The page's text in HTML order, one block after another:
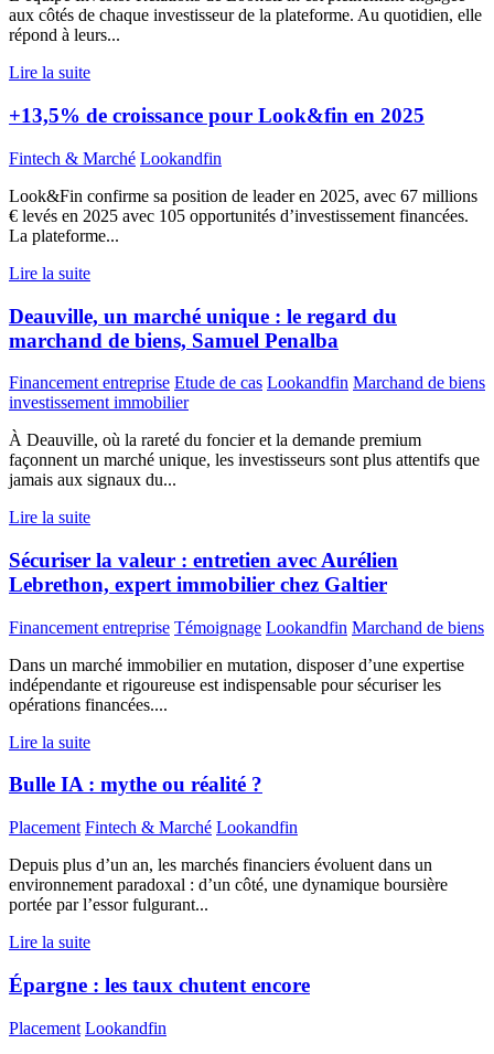
aux côtés de chaque investisseur de la plateforme. Au quotidien, elle
répond à leurs...
Lire la suite
+13,5% de croissance pour Look&fin en 2025
Fintech & Marché Lookandfin
Look&Fin confirme sa position de leader en 2025, avec 67 millions
€ levés en 2025 avec 105 opportunités d’investissement financées.
La plateforme...
Lire la suite
Deauville, un marché unique : le regard du
marchand de biens, Samuel Penalba
Financement entreprise Etude de cas Lookandfin Marchand de biens
investissement immobilier
À Deauville, où la rareté du foncier et la demande premium
façonnent un marché unique, les investisseurs sont plus attentifs que
jamais aux signaux du...
Lire la suite
Sécuriser la valeur : entretien avec Aurélien
Lebrethon, expert immobilier chez Galtier
Financement entreprise Témoignage Lookandfin Marchand de biens
Dans un marché immobilier en mutation, disposer d’une expertise
indépendante et rigoureuse est indispensable pour sécuriser les
opérations financées....
Lire la suite
Bulle IA : mythe ou réalité ?
Placement Fintech & Marché Lookandfin
Depuis plus d’un an, les marchés financiers évoluent dans un
environnement paradoxal : d’un côté, une dynamique boursière
portée par l’essor fulgurant...
Lire la suite
Épargne : les taux chutent encore
Placement Lookandfin